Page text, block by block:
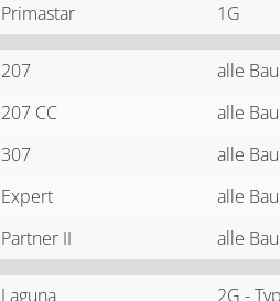
Primastar 1G
207 alle
207 CC alle
307 alle
Expert alle
Partner II alle
Laguna 2G -